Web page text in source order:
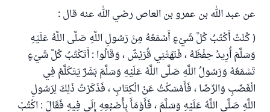
عن عبد الله بن عمرو بن العاص رضي الله عنه قال :
( كُنْتُ أَكْتُبُ كُلَّ شَيْءٍ أَسْمَعُهُ مِنْ رَسُولِ اللَّهِ صَلَّى اللَّهُ عَلَيْهِ
وَسَلَّمَ أُرِيدُ حِفْظَهُ ، فَنَهَتْنِي قُرَيْشٌ ، وَقَالُوا : أَتَكْتُبُ كُلَّ شَيْءٍ
تَسْمَعُهُ وَرَسُولُ اللَّهِ صَلَّى اللَّهُ عَلَيْهِ وَسَلَّمَ بَشَرٌ يَتَكَلَّمُ فِي
الْغَضَبِ وَالرِّضَا ، فَأَمْسَكْتُ عَنْ الْكِتَابِ ، فَذَكَرْتُ ذَلِكَ لِرَسُولِ
اللَّهِ صَلَّى اللَّهُ عَلَيْهِ وَسَلَّمَ ، فَأَوْمَأَ بِأُصْبُعِهِ إِلَى فِيهِ فَقَالَ : اكْتُبْ